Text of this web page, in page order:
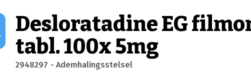
Desloratadine EG
tabl. 100x 5mg
2948297 - Ademhalingsstelsel